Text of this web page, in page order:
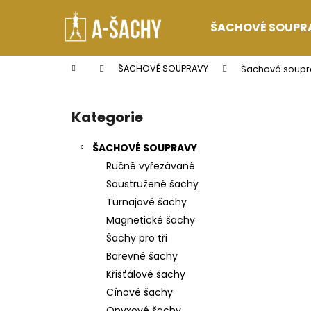
ŠACHOVÉ
Domů ŠACHOVÉ SOUPRAVY Šachová
Přeskočit
kategorie
Kategorie
ŠACHOVÉ SOUPRAVY
Ručně vyřezávané
Soustružené šachy
Turnajové šachy
Magnetické šachy
Šachy pro tři
Barevné šachy
Křišťálové šachy
Cínové šachy
í
Zpět
do
Zpět
do